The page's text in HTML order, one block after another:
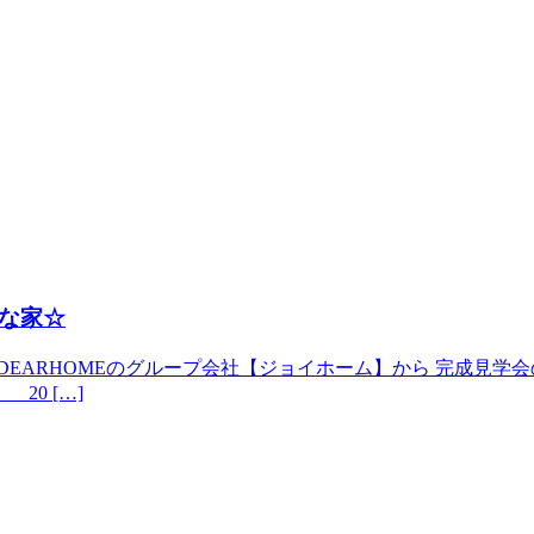
な家☆
のグループ会社【ジョイホーム】から 完成見
* 20 […]